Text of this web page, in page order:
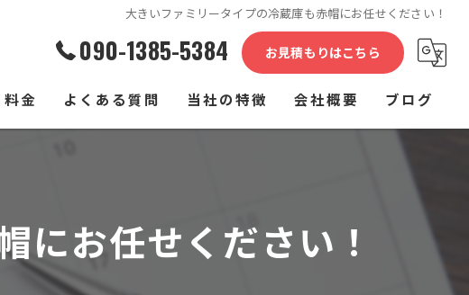
大きいファミリータイプの冷蔵庫も赤帽にお任せください！
090-1385-5384 お見積もりはこちら
料金 よくある質問 当社の特徴
介護施設
会社概要 ブログ
コラム
にお任せください！